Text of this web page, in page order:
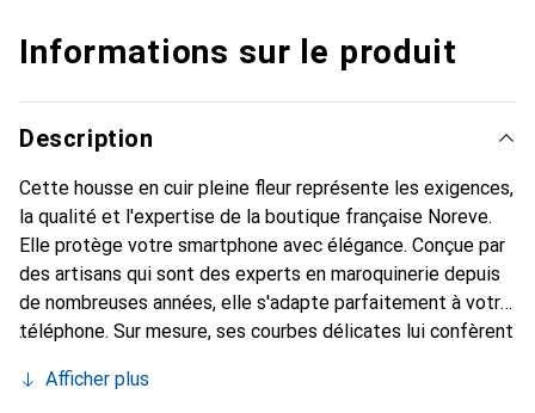
Informations sur le produit
Description
Cette housse en cuir pleine fleur représente les exigences,
la qualité et l'expertise de la boutique française Noreve.
Elle protège votre smartphone avec élégance. Conçue par
des artisans qui sont des experts en maroquinerie depuis
de nombreuses années, elle s'adapte parfaitement à votre
téléphone. Sur mesure, ses courbes délicates lui confèrent
et indispensable de votre smartphone. Reconnaître
Afficher plus